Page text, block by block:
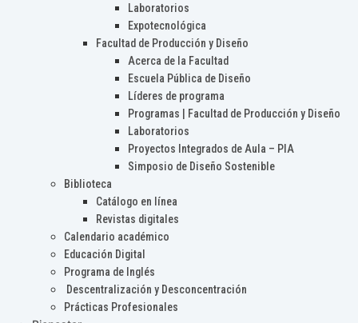
Laboratorios
Expotecnológica
Facultad de Producción y Diseño
Acerca de la Facultad
Escuela Pública de Diseño
Líderes de programa
Programas | Facultad de Producción y Diseño
Laboratorios
Proyectos Integrados de Aula – PIA
Simposio de Diseño Sostenible
Biblioteca
Catálogo en línea
Revistas digitales
Calendario académico
Educación Digital
Programa de Inglés
Descentralización y Desconcentración
Prácticas Profesionales